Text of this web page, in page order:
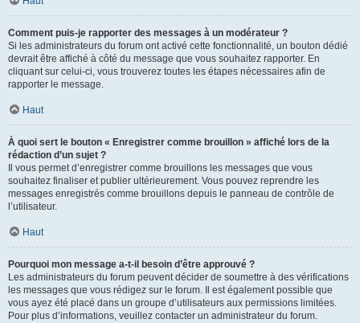
Comment puis-je rapporter des messages à un modérateur ?
Si les administrateurs du forum ont activé cette fonctionnalité, un bouton dédié
devrait être affiché à côté du message que vous souhaitez rapporter. En
cliquant sur celui-ci, vous trouverez toutes les étapes nécessaires afin de
rapporter le message.
Haut
À quoi sert le bouton « Enregistrer comme brouillon » affiché lors de la
rédaction d’un sujet ?
Il vous permet d’enregistrer comme brouillons les messages que vous
souhaitez finaliser et publier ultérieurement. Vous pouvez reprendre les
messages enregistrés comme brouillons depuis le panneau de contrôle de
l’utilisateur.
Haut
Pourquoi mon message a-t-il besoin d’être approuvé ?
Les administrateurs du forum peuvent décider de soumettre à des vérifications
les messages que vous rédigez sur le forum. Il est également possible que
vous ayez été placé dans un groupe d’utilisateurs aux permissions limitées.
Pour plus d’informations, veuillez contacter un administrateur du forum.